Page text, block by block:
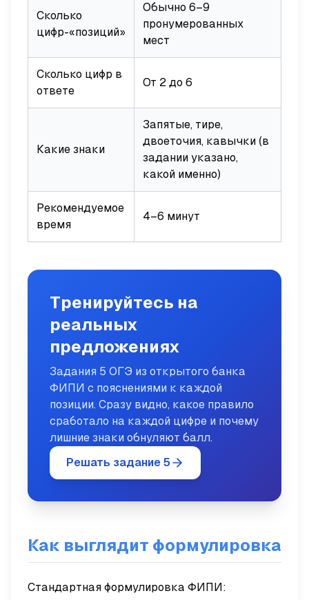
Сколько
цифр-«позиций»
Обычно 6–9
пронумерованных
мест
Сколько цифр в
ответе
От 2 до 6
Какие знаки
Запятые, тире,
двоеточия, кавычки (в
задании указано,
какой именно)
Рекомендуемое
время
4–6 минут
Тренируйтесь на
реальных
предложениях
Задания 5 ОГЭ из открытого банка
ФИПИ с пояснениями к каждой
позиции. Сразу видно, какое правило
сработало на каждой цифре и почему
лишние знаки обнуляют балл.
Решать задание 5
Как выглядит формулировка
Стандартная формулировка ФИПИ: